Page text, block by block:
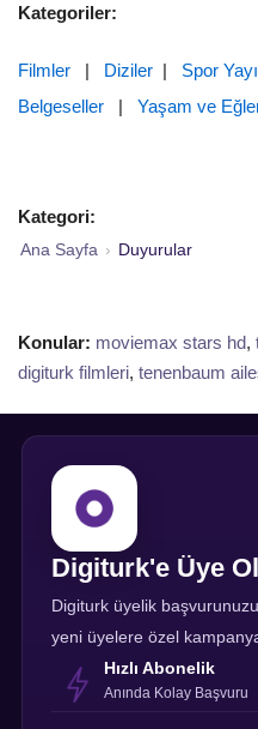
Kategoriler:
Filmler | Diziler | Spor
Belgeseller | Yaşam ve
Kategori:
Ana Sayfa › Duyurular
Konular: moviemax stars hd,
digiturk filmleri, tenenbaum
Digiturk'e Üye Ol
Digiturk üyelik
yeni üyelere özel
Hızlı Abonelik
Anında Kolay Başvuru